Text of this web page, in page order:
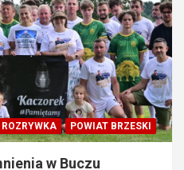
POWIAT BRZESKI
w Buczu